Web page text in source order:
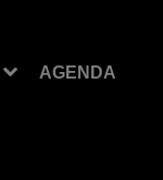
AGENDA